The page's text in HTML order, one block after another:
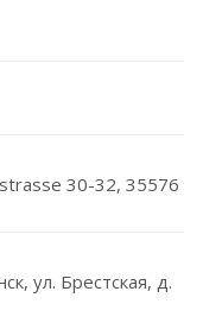
30-32, 35576
ул. Брестская, д.